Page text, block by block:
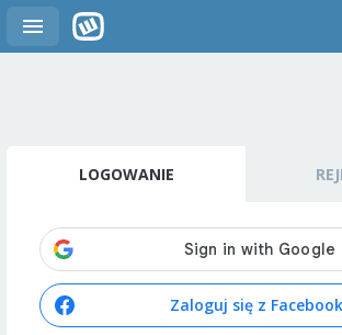
LOGOWANIE
Zaloguj się z Facebook